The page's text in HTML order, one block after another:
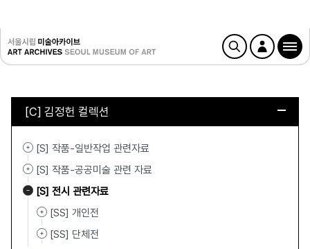
[C] 김정헌 컬렉션
[S] 작품-일반작업 관련자료
[S] 작품-공공미술 관련 자료
[S] 전시 관련자료
[SS] 개인전
[SS] 단체전